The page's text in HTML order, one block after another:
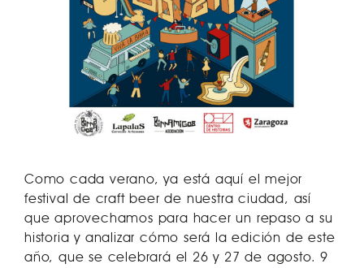
Como cada verano, ya está aquí el mejor
festival de craft beer de nuestra ciudad, así
que aprovechamos para hacer un repaso a su
historia y analizar cómo será la edición de este
año, que se celebrará el 26 y 27 de agosto. 9